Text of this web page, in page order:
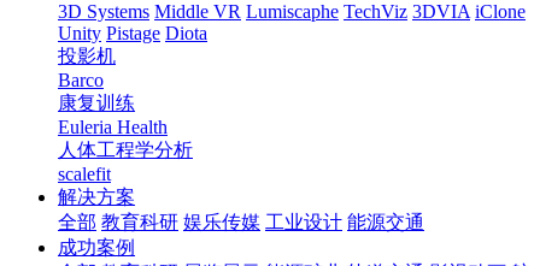
3D Systems Middle VR Lumiscaphe TechViz 3DVIA iClone
Unity Pistage Diota
投影机
Barco
康复训练
Euleria Health
人体工程学分析
scalefit
解决方案
全部 教育科研 娱乐传媒 工业设计 能源交通
成功案例